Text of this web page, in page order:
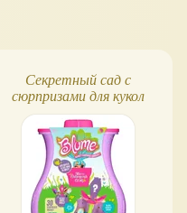
Секретный сад с
сюрпризами для кукол
Blume